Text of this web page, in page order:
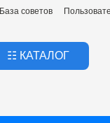
База советов
☷ КАТАЛОГ